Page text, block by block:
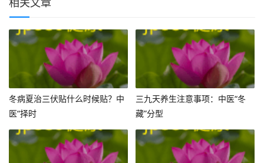
冬病夏治三伏贴什么时候贴？中
医“择时
三九天养生注意事项：中医“冬
藏”分型